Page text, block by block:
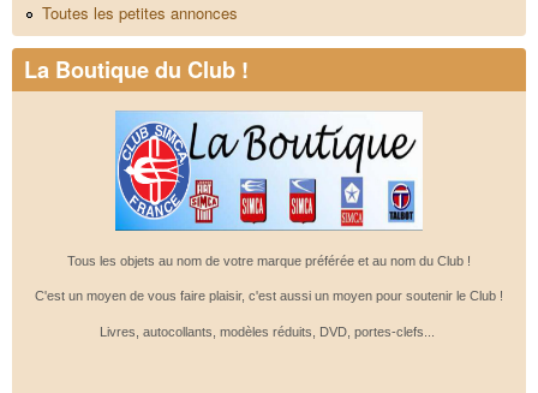
Toutes les petites annonces
La Boutique du Club !
Tous les objets au nom de votre marque préférée et au nom du Club !
C'est un moyen de vous faire plaisir, c'est aussi un moyen pour soutenir le Club !
Livres, autocollants, modèles réduits, DVD, portes-clefs...